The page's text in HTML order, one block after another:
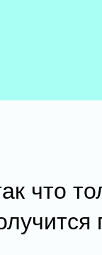
что